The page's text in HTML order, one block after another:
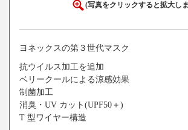
(写真をクリックすると拡大し
ヨネックスの第３世代マスク
抗ウイルス加工を追加
ベリークールによる涼感効果
制菌加工
消臭・UV カット(UPF50＋)
T 型ワイヤー構造